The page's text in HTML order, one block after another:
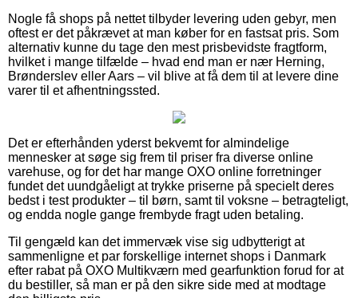
Nogle få shops på nettet tilbyder levering uden gebyr, men
oftest er det påkrævet at man køber for en fastsat pris. Som
alternativ kunne du tage den mest prisbevidste fragtform,
hvilket i mange tilfælde – hvad end man er nær Herning,
Brønderslev eller Aars – vil blive at få dem til at levere dine
varer til et afhentningssted.
Det er efterhånden yderst bekvemt for almindelige
mennesker at søge sig frem til priser fra diverse online
varehuse, og for det har mange OXO online forretninger
fundet det uundgåeligt at trykke priserne på specielt deres
bedst i test produkter – til børn, samt til voksne – betragteligt,
og endda nogle gange frembyde fragt uden betaling.
Til gengæld kan det immervæk vise sig udbytterigt at
sammenligne et par forskellige internet shops i Danmark
efter rabat på OXO Multikværn med gearfunktion forud for at
du bestiller, så man er på den sikre side med at modtage